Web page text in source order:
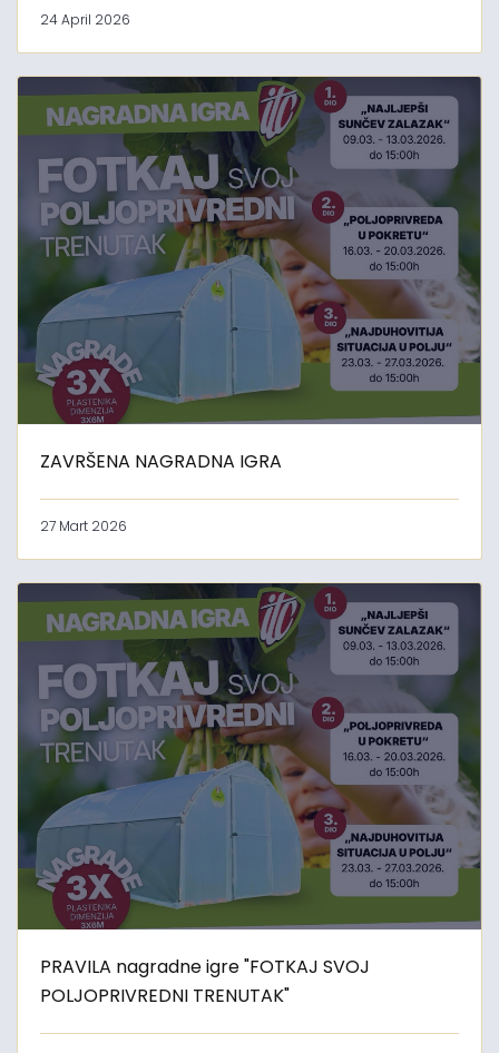
24 April 2026
ZAVRŠENA NAGRADNA IGRA
27 Mart 2026
PRAVILA nagradne igre "FOTKAJ SVOJ
POLJOPRIVREDNI TRENUTAK"